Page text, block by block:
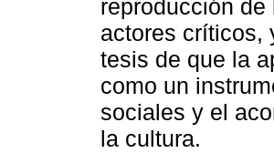
reproducción
actores críticos,
tesis de que la
como un
sociales y el
la cultura.